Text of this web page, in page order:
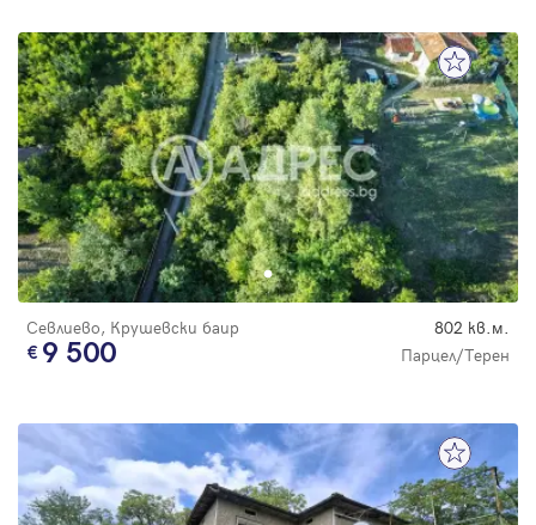
Севлиево, Крушевски баир 802 кв.м.
9 500 Парцел/Терен